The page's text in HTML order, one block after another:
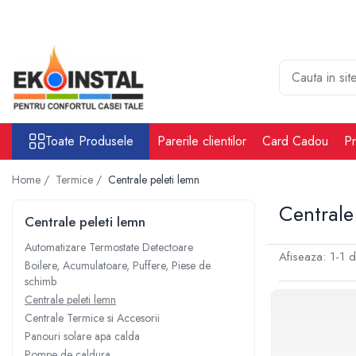
Toate Produsele
Cabina put rezervoare apa alimentare
apa
Rezervoare Stocare apa Valpurio
Camin pentru put de apa
Rezervoare de apă potabilă și
pluvială, bazine pentru stocare și
Sisteme-Rezervoare ioni argint
apa
Tratare apa
Accesorii Filtre apa
Accesorii Statii osmoza
Statii osmoza industriale
Toate Produsele Parerile clientilor Card Cadou
Home / Termice / Centrale peleti lemn
Centrale peleti lemn
Automatizare Termostate Detectoare
Boilere, Acumulatoare, Puffere, Piese de
schimb
Centrale peleti lemn
Centrale Termice si Accesorii
Panouri solare apa calda
Afiseaza: 1-1